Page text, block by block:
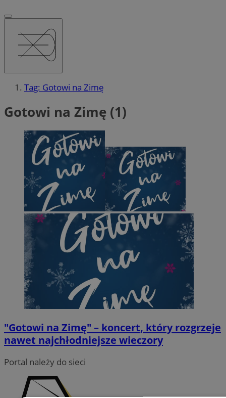
Tag: Gotowi na Zimę
Gotowi na Zimę (1)
"Gotowi na Zimę" – koncert, który rozgrzeje
nawet najchłodniejsze wieczory
Portal należy do sieci